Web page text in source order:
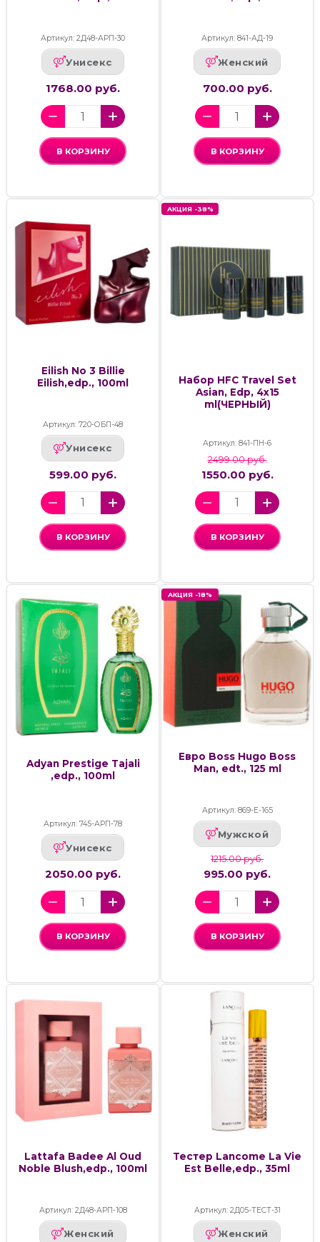
Артикул: 2Д48-АРП-30
Унисекс
1768.00 руб.
В КОРЗИНУ
Артикул: 841-АД-19
Женский
700.00 руб.
В КОРЗИНУ
Eilish No 3 Billie
Eilish,edp., 100ml
Артикул: 720-ОБП-48
Унисекс
599.00 руб.
В КОРЗИНУ
АКЦИЯ -38%
Набор HFC Travel Set
Asian, Edp, 4x15
ml(ЧЕРНЫЙ)
Артикул: 841-ПН-6
2499.00 руб.
1550.00 руб.
В КОРЗИНУ
Adyan Prestige Tajali
,edp., 100ml
Артикул: 745-АРП-78
Унисекс
2050.00 руб.
В КОРЗИНУ
АКЦИЯ -18%
Евро Boss Hugo Boss
Man, edt., 125 ml
Артикул: 869-Е-165
Мужской
1215.00 руб.
995.00 руб.
В КОРЗИНУ
Lattafa Badee Al Oud
Noble Blush,edp., 100ml
Артикул: 2Д48-АРП-108
Женский
Тестер Lancome La Vie
Est Belle,edp., 35ml
Артикул: 2Д05-ТЕСТ-31
Женский